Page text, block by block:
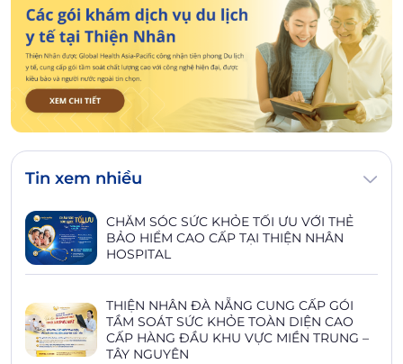
Tin xem nhiều
CHĂM SÓC SỨC KHỎE TỐI ƯU VỚI THẺ
BẢO HIỂM CAO CẤP TẠI THIỆN NHÂN
HOSPITAL
THIỆN NHÂN ĐÀ NẴNG CUNG CẤP GÓI
TẦM SOÁT SỨC KHỎE TOÀN DIỆN CAO
CẤP HÀNG ĐẦU KHU VỰC MIỀN TRUNG –
TÂY NGUYÊN